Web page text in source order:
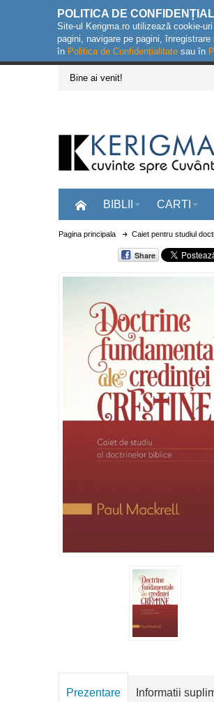
POLITICA DE
Site-ul Kerigma.ro utilizează cookie-
pagini, navigare pe pagini,
în Politica de Confidențialitate sau în
Bine ai venit!
BIBLII CARTI
Pagina principala Caiet pentru studiul
Share
Prezentare Informatii